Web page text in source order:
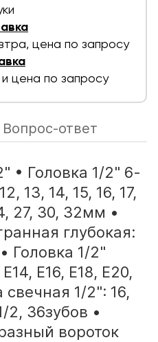
цена по запросу
цена по запросу
Вопрос-ответ
• Головка 1/2" 6-
13, 14, 15, 16, 17,
27, 30, 32мм •
глубокая:
Головка 1/2"
Е14, Е16, Е18, Е20,
свечная 1/2": 16,
2, 36зубов •
вороток